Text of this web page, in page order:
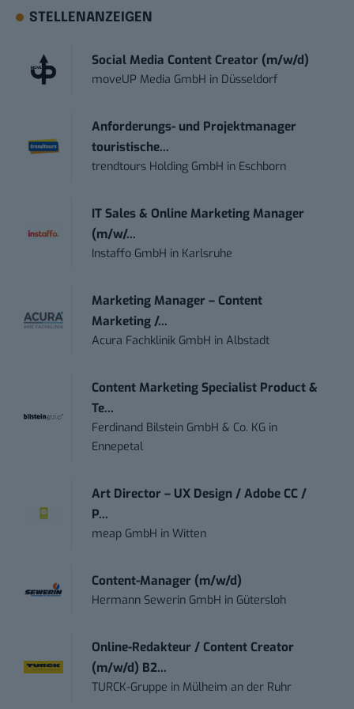
STELLENANZEIGEN
Social Media Content Creator (m/w/d)
moveUP Media GmbH in Düsseldorf
Anforderungs- und Projektmanager
touristische...
trendtours Holding GmbH in Eschborn
IT Sales & Online Marketing Manager
(m/w/...
Instaffo GmbH in Karlsruhe
Marketing Manager – Content
Marketing /...
Acura Fachklinik GmbH inAlbstadt
Content Marketing Specialist Product &
Te...
Ferdinand Bilstein GmbH & Co. KG in
Ennepetal
Art Director – UX Design / Adobe CC /
P...
meap GmbH inWitten
Content-Manager (m/w/d)
Hermann Sewerin GmbH in Gütersloh
Online-Redakteur / Content Creator
(m/w/d) B2...
TURCK-Gruppe in Mülheim an der Ruhr